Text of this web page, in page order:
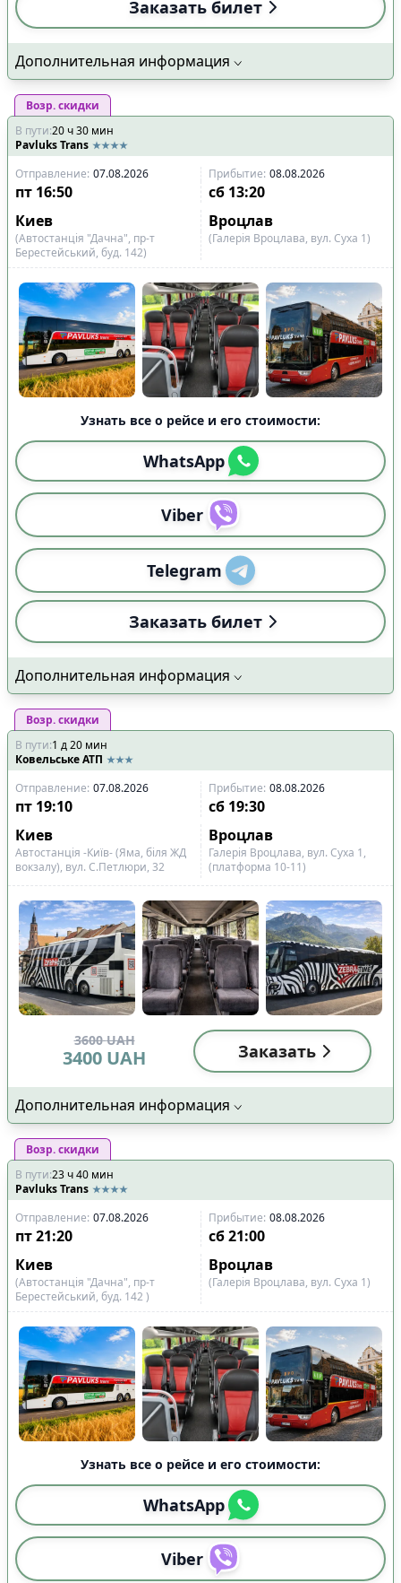
Заказать билет
Дополнительная информация
Возр. скидки
В пути:20ч30 мин
Pavluks Trans
Отправление: 07.08.2026 Прибытие: 08.08.2026
пт 16:50 сб 13:20
Киев
Вроцлав
(Автостанція "Дачна", пр-т
Берестейський, буд. 142)
(Галерія Вроцлава, вул. Суха 1)
Узнать все о рейсе и его стоимости:
WhatsApp
Viber
Telegram
Заказать билет
Дополнительная информация
Возр. скидки
В пути:1 д20 мин
Ковельське АТП
Отправление: 07.08.2026 Прибытие: 08.08.2026
пт 19:10 сб 19:30
Киев
Вроцлав
Автостанція -Київ- (Яма, біля ЖД
вокзалу), вул. С.Петлюри, 32
Галерія Вроцлава, вул. Суха 1,
(платформа 10-11)
3600 UAH
3400 UAH Заказать
Дополнительная информация
Возр. скидки
В пути:23ч40 мин
Pavluks Trans
Отправление: 07.08.2026 Прибытие: 08.08.2026
пт21:20 сб 21:00
Киев
Вроцлав
(Автостанція "Дачна", пр-т
Берестейський, буд. 142 )
(Галерія Вроцлава, вул. Суха 1)
Узнать все о рейсе и его стоимости:
WhatsApp
Viber